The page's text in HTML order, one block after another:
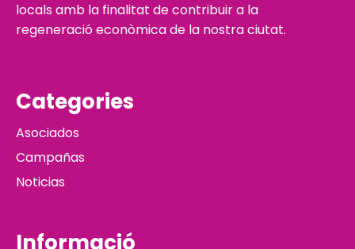
locals amb la finalitat de contribuir a la
regeneració econòmica de la nostra ciutat.
Categories
Asociados
Campañas
Noticias
Informació